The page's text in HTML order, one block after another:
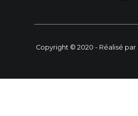
Copyright © 2020 - Réalisé par